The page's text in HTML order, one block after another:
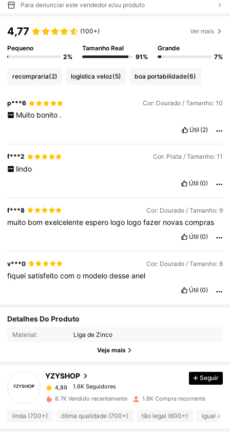
Para denunciar este vendedor e/ou produto
4,77 (100+) Ver mais
Pequeno
2%
Tamanho Real
91%
Grande
7%
recompraria(2) logística veloz(5) boa portabilidade(6)
p***6 Cor: Dourado / Tamanho: 10
Muito bonito .
Útil (2)
f***2 Cor: Prata / Tamanho: 11
lindo
Útil (0)
f***8 Cor: Dourado / Tamanho: 9
muito bomexelcelenteespero logo logofazer novascompras
Útil (0)
v***0 Cor: Dourado / Tamanho: 8
fiqueisatisfeitocomo modelodesseanel
Útil (0)
Detalhes Do Produto
Material: Liga de Zinco
Veja mais
YZYSHOP
4,89 1.6K Seguidores
1.6K Seguidores
4,89
1.6K Seguidores
r***s pago1 dia atrás
4,89
Seguir
8.7K Vendido recentemente 1.8K Compra recorrente
linda (700+) ótima qualidade (700+) tão legal (600+) igual a